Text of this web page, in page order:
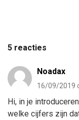
5 reacties
Noadax
16/09/2019
Hi, in je
welke cijfers zijn